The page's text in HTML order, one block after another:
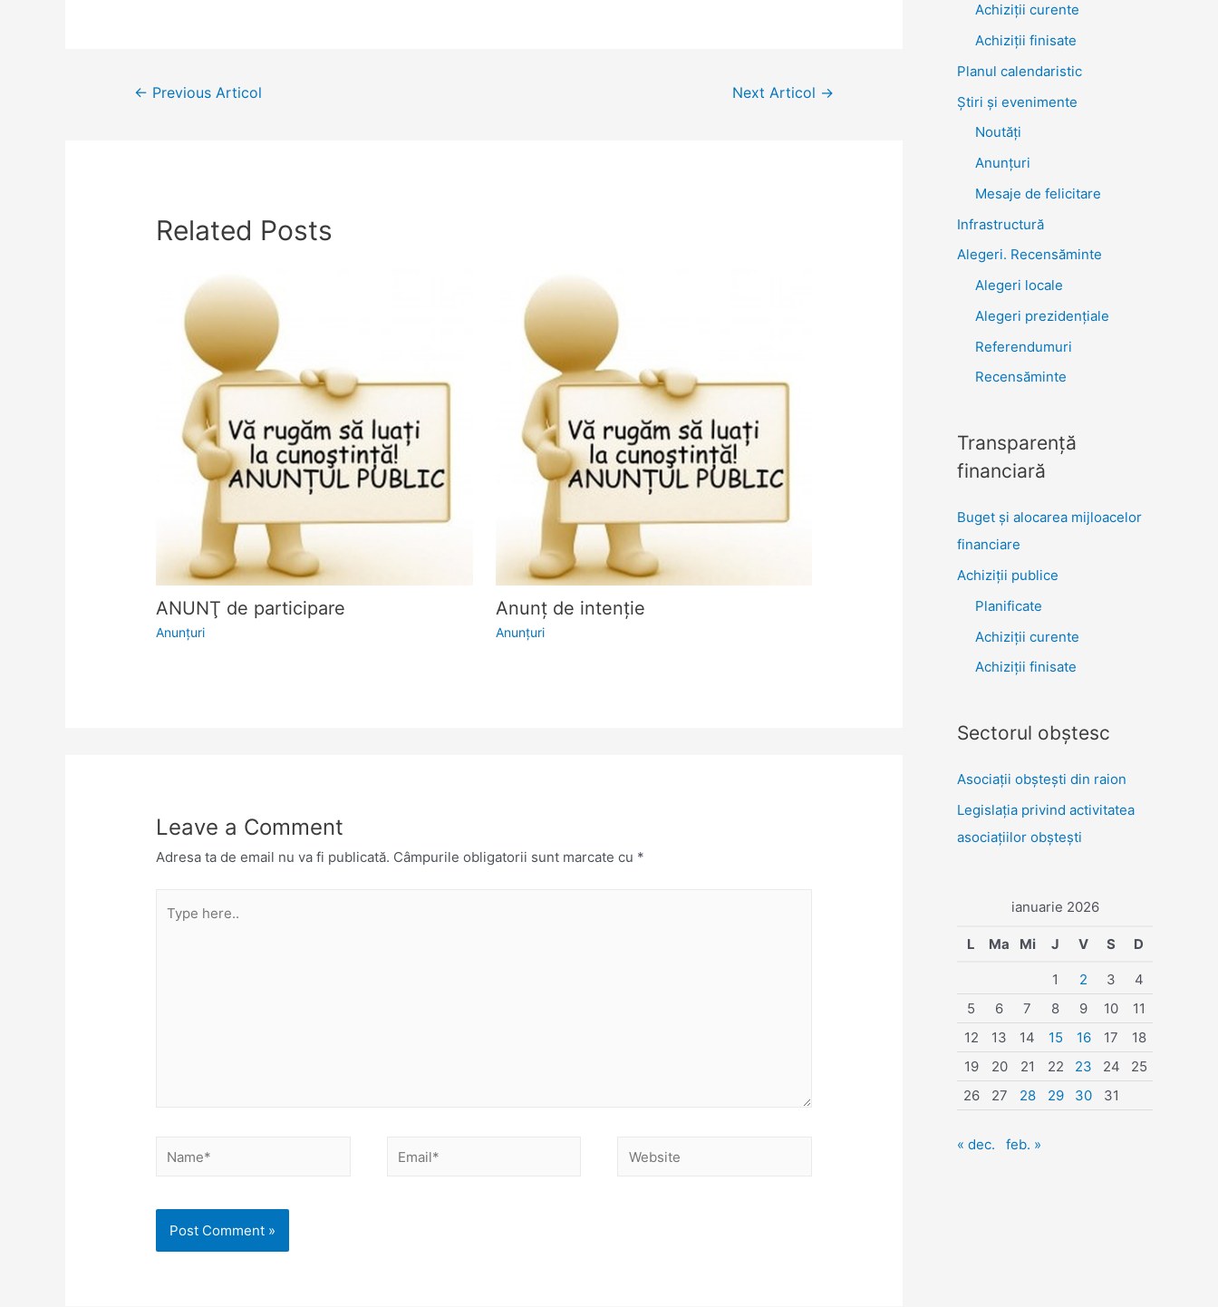
Navigare
← Previous Articol Next Articol →
Related Posts
ANUNŢ de participare
Anunţuri
Anunţ de intenţie
Anunţuri
Leave a Comment
Adresa ta de email nu va fi publicată. Câmpurile obligatorii sunt marcate cu *
here..
Name* Email* Website
Achiziții curente
Achiziții finisate
Planul calendaristic
Știri şi evenimente
Noutăţi
Anunţuri
Mesaje de felicitare
Infrastructură
Alegeri. Recensăminte
Alegeri locale
Alegeri prezidențiale
Referendumuri
Recensăminte
Transparenţă
financiară
Buget și alocarea mijloacelor
financiare
Achiziţii publice
Planificate
Achiziții curente
Achiziții finisate
Sectorul obştesc
Asociaţii obşteşti din raion
Legislaţia privind activitatea
asociaţiilor obşteşti
ianuarie 2026
L Ma Mi J V S D
1 2 3
4
5
6 7 8 9 10
11
12
13 14 15 16 17
18
19
20 21 22 23 24
25
26
27 28 29 30 31
« dec. feb. »